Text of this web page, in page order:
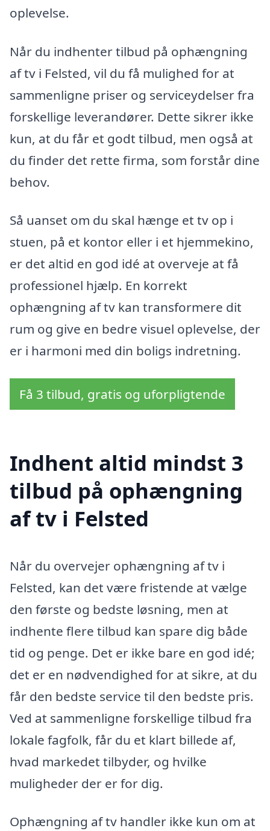
oplevelse.
Når du indhenter tilbud på ophængning
af tv i Felsted, vil du få mulighed for at
sammenligne priser og serviceydelser fra
forskellige leverandører. Dette sikrer ikke
kun, at du får et godt tilbud, men også at
du finder det rette firma, som forstår dine
behov.
Så uanset om du skal hænge et tv op i
stuen, på et kontor eller i et hjemmekino,
er det altid en god idé at overveje at få
professionel hjælp. En korrekt
ophængning af tv kan transformere dit
rum og give en bedre visuel oplevelse, der
er i harmoni med din boligs indretning.
Få 3 tilbud, gratis og uforpligtende
Indhent altid mindst 3
tilbud på ophængning
af tv i Felsted
Når du overvejer ophængning af tv i
Felsted, kan det være fristende at vælge
den første og bedste løsning, men at
indhente flere tilbud kan spare dig både
tid og penge. Det er ikke bare en god idé;
det er en nødvendighed for at sikre, at du
får den bedste service til den bedste pris.
Ved at sammenligne forskellige tilbud fra
lokale fagfolk, får du et klart billede af,
hvad markedet tilbyder, og hvilke
muligheder der er for dig.
Ophængning af tv handler ikke kun om at